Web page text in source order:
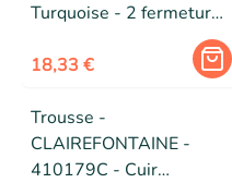
Turquoise - 2 fermetures
18,33 €
Trousse -
CLAIREFONTAINE -
410179C - Cuir